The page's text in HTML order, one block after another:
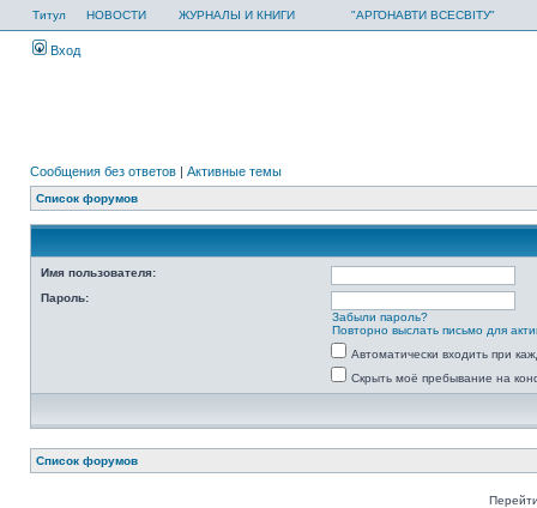
Титул НОВОСТИ ЖУРНАЛЫ И КНИГИ "АРГОНАВТИ ВСЕСВІТУ"
Вход
Сообщения без ответов | Активные темы
Список форумов
Имя пользователя:
Пароль:
Забыли пароль?
Повторно выслать письмо для
Автоматически входить при
Скрыть моё пребывание на
Список форумов